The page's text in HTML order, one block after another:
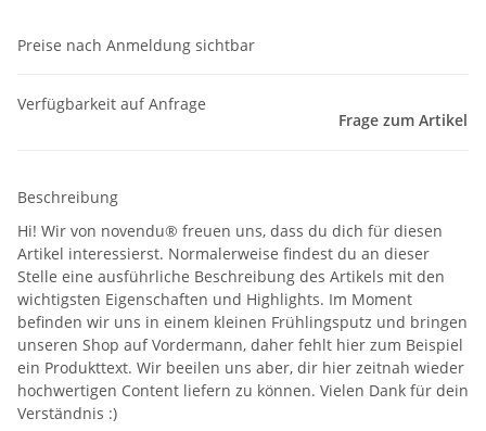
Preise nach Anmeldung sichtbar
Verfügbarkeit auf Anfrage
Frage zum Artikel
Beschreibung
Hi! Wir von novendu® freuen uns, dass du dich für diesen
Artikel interessierst. Normalerweise findest du an dieser
Stelle eine ausführliche Beschreibung des Artikels mit den
wichtigsten Eigenschaften und Highlights. Im Moment
befinden wir uns in einem kleinen Frühlingsputz und bringen
unseren Shop auf Vordermann, daher fehlt hier zum Beispiel
ein Produkttext. Wir beeilen uns aber, dir hier zeitnah wieder
hochwertigen Content liefern zu können. Vielen Dank für dein
Verständnis :)